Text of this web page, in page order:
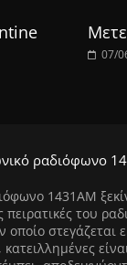
07/
ραδιόφωνο
1431AM
πειρατικές του
στεγάζεται